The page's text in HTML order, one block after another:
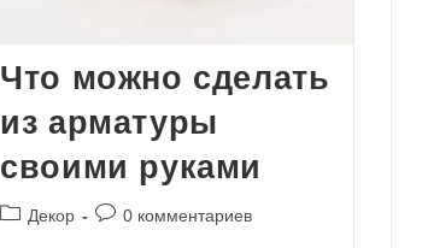
Что можно сделать
из арматуры
своими руками
Рубрика
Декор
Комментарии
0 комментариев